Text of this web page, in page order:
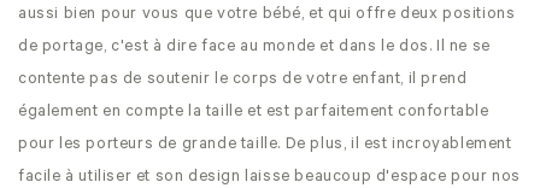
aussi bien pour vous que votre bébé, et qui offre deux positions
de portage, c'est à dire face au monde et dans le dos. Il ne se
contente pas de soutenir le corps de votre enfant, il prend
également en compte la taille et est parfaitement confortable
pour les porteurs de grande taille. De plus, il est incroyablement
facile à utiliser et son design laisse beaucoup d'espace pour nos